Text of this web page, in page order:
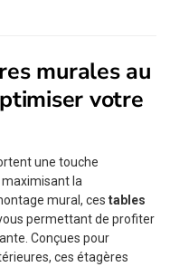
murales au
votre
une touche
la
mural, ces tables
permettant de profiter
Conçues pour
ces étagères